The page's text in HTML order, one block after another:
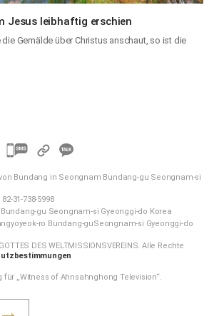
Jesus leibhaftig erschien
Gemälde über Christus anschaut, so ist die
카
공
하
Bundang in Seongnam Bundang-gu Seongnam-si
31-738-5998
gu Seongnam-si Gyeonggi-do Korea
ro Bundang-guSeongnam-si Gyeonggi-do
DES WELTMISSIONSVEREINS. Alle Rechte
für „Witness of Ahnsahnghong Television“.